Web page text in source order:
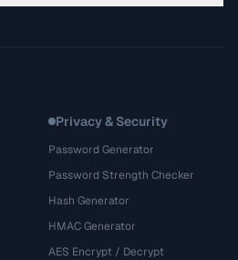
Privacy & Security
Password Generator
Password Strength Checker
Hash Generator
HMAC Generator
AES Encrypt / Decrypt